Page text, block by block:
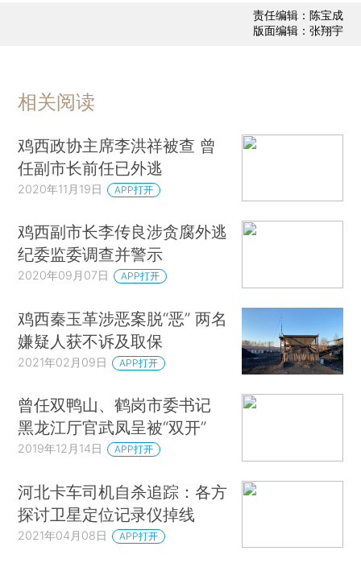
责任编辑：陈宝成
版面编辑：张翔宇
相关阅读
鸡西政协主席李洪祥被查 曾
任副市长前任已外逃
2020年11月19日 APP打开
鸡西副市长李传良涉贪腐外逃
纪委监委调查并警示
2020年09月07日 APP打开
鸡西秦玉革涉恶案脱“恶” 两名
嫌疑人获不诉及取保
2021年02月09日 APP打开
曾任双鸭山、鹤岗市委书记
黑龙江厅官武凤呈被“双开”
2019年12月14日 APP打开
河北卡车司机自杀追踪：各方
探讨卫星定位记录仪掉线
2021年04月08日 APP打开